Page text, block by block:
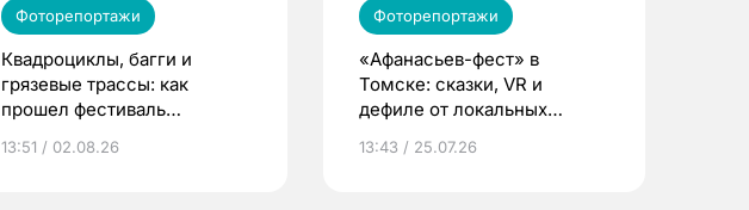
Фоторепортажи
Квадроциклы, багги и
грязевые трассы: как
прошел фестиваль
Томском
13:51 / 02.08.26
Фоторепортажи
«Афанасьев-фест» в
Томске: сказки, VR и
дефиле от локальных
13:43 / 25.07.26